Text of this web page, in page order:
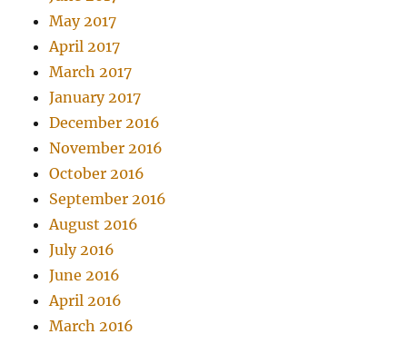
May 2017
April 2017
March 2017
January 2017
December 2016
November 2016
October 2016
September 2016
August 2016
July 2016
June 2016
April 2016
March 2016